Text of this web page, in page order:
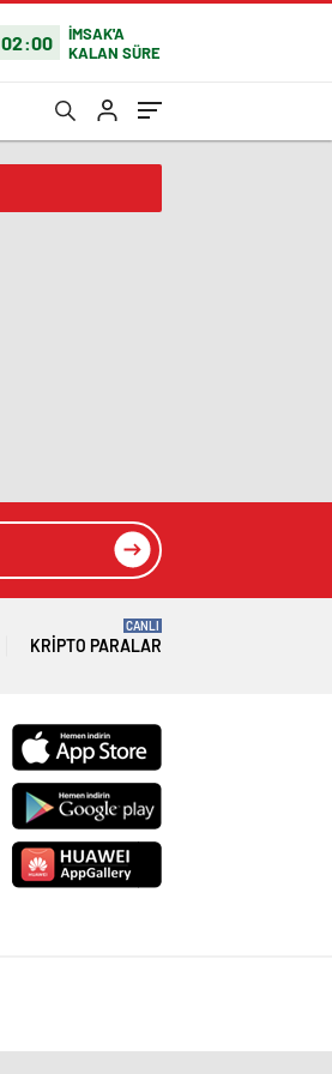
02:00
İMSAK'A
KALAN SÜRE
KRIPTO PARALAR
CANLI